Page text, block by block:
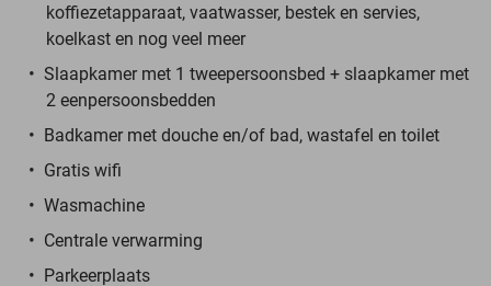
koffiezetapparaat, vaatwasser, bestek en servies,
koelkast en nog veel meer
Slaapkamer met 1 tweepersoonsbed + slaapkamer met
2 eenpersoonsbedden
Badkamer met douche en/of bad, wastafel en toilet
Gratis wifi
Wasmachine
Centrale verwarming
Parkeerplaats